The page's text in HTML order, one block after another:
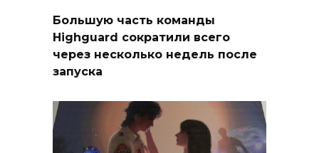
Большую часть команды
Highguard сократили всего
через несколько недель после
запуска